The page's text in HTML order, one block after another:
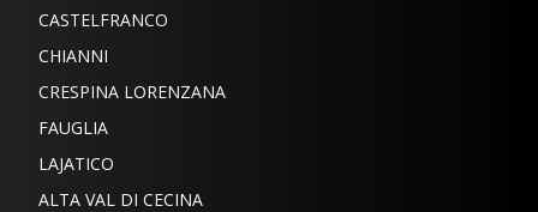
CASTELFRANCO
CHIANNI
CRESPINA LORENZANA
FAUGLIA
LAJATICO
ALTA VAL DI CECINA